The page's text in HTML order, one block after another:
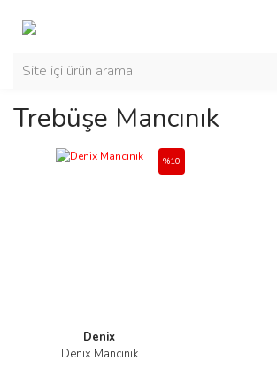
Trebüşe Mancınık
Denix
Denix Mancınık
%10